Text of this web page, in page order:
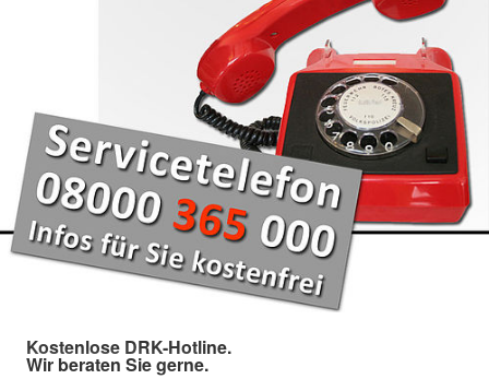
Kostenlose DRK-Hotline.
Wir beraten Sie gerne.